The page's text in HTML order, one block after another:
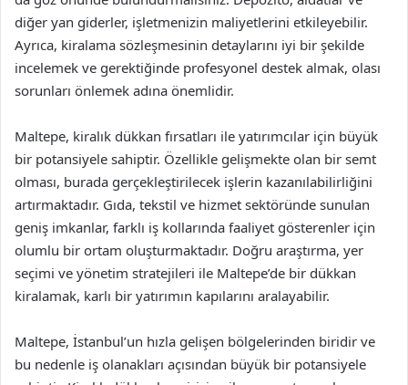
diğer yan giderler, işletmenizin maliyetlerini etkileyebilir.
Ayrıca, kiralama sözleşmesinin detaylarını iyi bir şekilde
incelemek ve gerektiğinde profesyonel destek almak, olası
sorunları önlemek adına önemlidir.
Maltepe, kiralık dükkan fırsatları ile yatırımcılar için büyük
bir potansiyele sahiptir. Özellikle gelişmekte olan bir semt
olması, burada gerçekleştirilecek işlerin kazanılabilirliğini
artırmaktadır. Gıda, tekstil ve hizmet sektöründe sunulan
geniş imkanlar, farklı iş kollarında faaliyet gösterenler için
olumlu bir ortam oluşturmaktadır. Doğru araştırma, yer
seçimi ve yönetim stratejileri ile Maltepe’de bir dükkan
kiralamak, karlı bir yatırımın kapılarını aralayabilir.
Maltepe, İstanbul’un hızla gelişen bölgelerinden biridir ve
bu nedenle iş olanakları açısından büyük bir potansiyele